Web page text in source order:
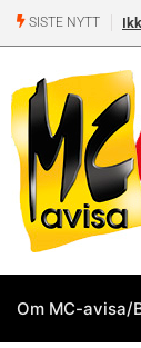
SISTE NYTT
Om MC-avisa/